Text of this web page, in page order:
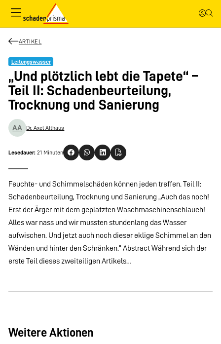
ARTIKEL
Leitungswasser
„Und plötzlich lebt die Tapete“ –
Teil II: Schadenbeurteilung,
Trocknung und Sanierung
AA Dr. Axel Althaus
Lesedauer: 21 Minuten
Feuchte- und Schimmelschäden können jeden treffen. Teil II:
Schadenbeurteilung, Trocknung und Sanierung „Auch das noch!
Erst der Ärger mit dem geplatzten Waschmaschinenschlauch!
Alles war nass und wir mussten stundenlang das Wasser
aufwischen. Und jetzt auch noch dieser eklige Schimmel an den
Wänden und hinter den Schränken.“ Abstract Während sich der
erste Teil dieses zweiteiligen Artikels…
Weitere Aktionen